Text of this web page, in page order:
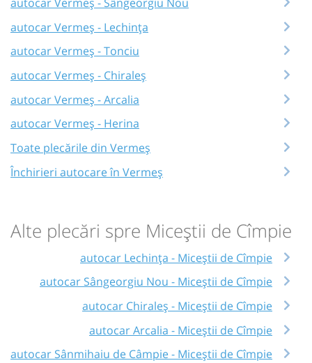
autocar Vermeș - Lechința
autocar Vermeș - Tonciu
autocar Vermeș - Chiraleș
autocar Vermeș - Arcalia
autocar Vermeș - Herina
Toate plecările din Vermeș
Închirieri autocare în Vermeș
Alte plecări spre Miceștii de Cîmpie
autocar Lechința - Miceștii de Cîmpie
autocar Sângeorgiu Nou - Miceștii de Cîmpie
autocar Chiraleș - Miceștii de Cîmpie
autocar Arcalia - Miceștii de Cîmpie
autocar Sânmihaiu de Câmpie - Miceștii de Cîmpie